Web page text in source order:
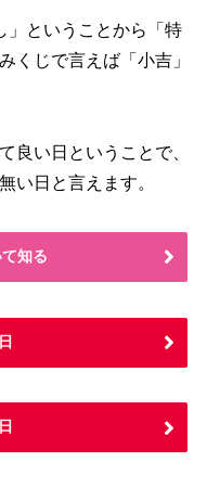
」ということから「特
くじで言えば「小吉」
良い日ということで、
い日と言えます。
知る